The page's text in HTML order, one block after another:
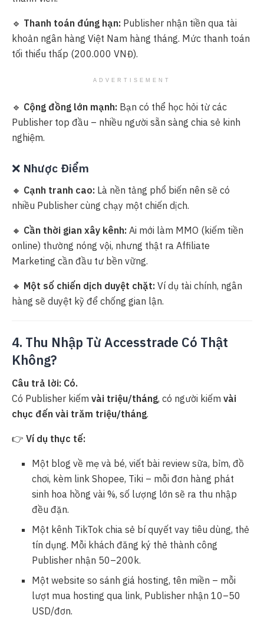
🔹 Thanh toán đúng hạn: Publisher nhận tiền qua tài
khoản ngân hàng Việt Nam hàng tháng. Mức thanh toán
tối thiểu thấp (200.000 VNĐ).
ADVERTISEMENT
🔹 Cộng đồng lớn mạnh: Bạn có thể học hỏi từ các
Publisher top đầu – nhiều người sẵn sàng chia sẻ kinh
nghiệm.
❌ Nhược Điểm
🔸 Cạnh tranh cao: Là nền tảng phổ biến nên sẽ có
nhiều Publisher cùng chạy một chiến dịch.
🔸 Cần thời gian xây kênh: Ai mới làm MMO (kiếm tiền
online) thường nóng vội, nhưng thật ra Affiliate
Marketing cần đầu tư bền vững.
🔸 Một số chiến dịch duyệt chặt: Ví dụ tài chính, ngân
hàng sẽ duyệt kỹ để chống gian lận.
4. Thu Nhập Từ Accesstrade Có Thật
Không?
Câu trả lời: Có.
Có Publisher kiếm vài triệu/tháng, có người kiếm vài
chục đến vài trăm triệu/tháng.
👉 Ví dụ thực tế:
Một blog về mẹ và bé, viết bài review sữa, bỉm, đồ
chơi, kèm link Shopee, Tiki – mỗi đơn hàng phát
sinh hoa hồng vài %, số lượng lớn sẽ ra thu nhập
đều đặn.
Một kênh TikTok chia sẻ bí quyết vay tiêu dùng, thẻ
tín dụng. Mỗi khách đăng ký thẻ thành công
Publisher nhận 50–200k.
Một website so sánh giá hosting, tên miền – mỗi
lượt mua hosting qua link, Publisher nhận 10–50
USD/đơn.